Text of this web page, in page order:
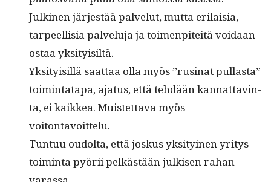
Julki­nen jär­jestää palve­lut, mut­ta eri­laisia,
tarpeel­lisia palvelu­ja ja toimen­piteitä voidaan
ostaa yksityisiltä.
Yksi­ty­isil­lä saat­taa olla myös ”rusi­nat pul­las­ta”
toim­intat­a­pa, aja­tus, että tehdään kan­nat­tavin­
ta, ei kaikkea. Muis­tet­ta­va myös
voitontavoittelu.
Tun­tuu oudol­ta, että joskus yksi­tyi­nen yri­tys­
toim­inta pyörii pelkästään julkisen rahan